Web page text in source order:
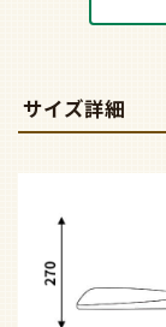
サイズ詳細